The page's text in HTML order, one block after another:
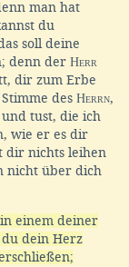
man hat
du
soll deine
denn der Herr
dir zum Erbe
des Herrn,
tust, die ich
wie er es dir
dir nichts leihen
nicht über dich
einem deiner
dein Herz